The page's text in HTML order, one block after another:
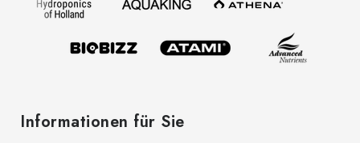
Informationen für Sie